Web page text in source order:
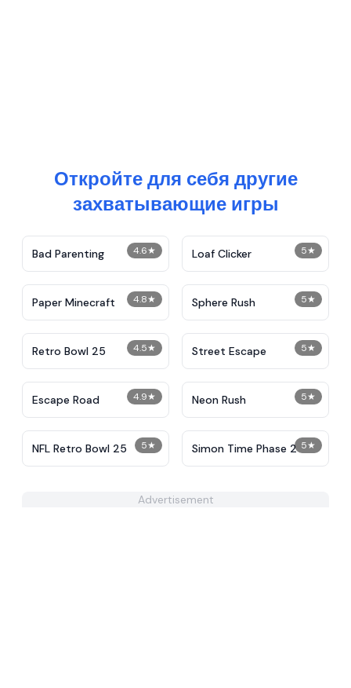
Откройте для себя другие
захватывающие игры
4.6★
Bad Parenting 5★
Loaf Clicker
4.8★
Paper Minecraft 5★
Sphere Rush
4.5★
Retro Bowl 25 5★
Street Escape
4.9★
Escape Road 5★
Neon Rush
5★
NFL Retro Bowl 25 5★
Simon Time Phase 2
Advertisement